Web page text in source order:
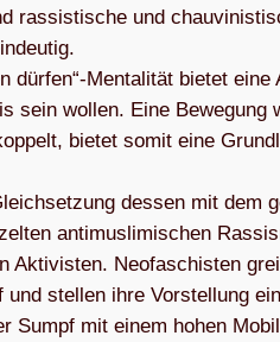
ras­sis­ti­sche und
dürfen“-Mentalität bie­tet
sein wol­len. Eine Bewe­gung
bie­tet somit eine
des­sen mit dem
anti­mus­li­mi­schen
Akti­vis­ten. Neo­fa­schis­ten
stel­len ihre Vor­stel­lung
Sumpf mit einem hohen